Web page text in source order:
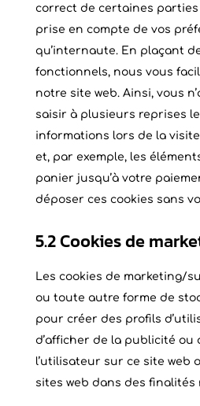
correct de certaines
prise en compte de vos
qu’internaute. En plaçant
fonctionnels, nous vous
notre site web. Ainsi, vous
saisir à plusieurs reprises
informations lors de la
et, par exemple, les
panier jusqu’à votre
déposer ces cookies sans
5.2 Cookies de
Les cookies de marketing/
ou toute autre forme de
pour créer des profils
d’afficher de la publicité ou
l’utilisateur sur ce site web
sites web dans des finalités